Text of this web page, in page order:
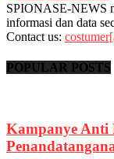
SPIONASE-NEWS
informasi dan data
Contact us:
POPULAR POSTS
Kampanye Anti